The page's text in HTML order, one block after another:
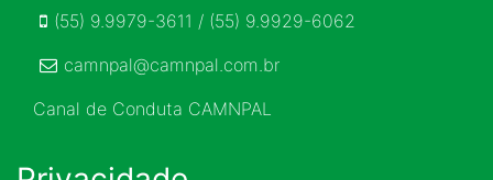
(55) 9.9979-3611 / (55) 9.9929-6062
camnpal@camnpal.com.br
Canal de Conduta CAMNPAL